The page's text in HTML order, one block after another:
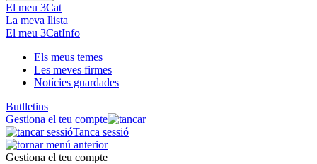
El meu 3Cat
La meva llista
El meu 3CatInfo
Els meus temes
Les meves firmes
Notícies guardades
Butlletins
Gestiona el teu compte
Tanca sessió
Gestiona el teu compte